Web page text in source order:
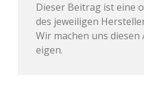
Dieser Beitrag ist eine
des jeweiligen
Wir machen uns
eigen.